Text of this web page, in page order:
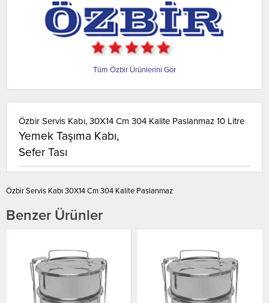
Özbir
Özbir Servis Kabı, 30X14 Cm 304 Kalite Paslanmaz 10 Litre
Yemek Taşıma Kabı,
Sefer Tası
Özbir Servis Kabı 30X14 Cm 304 Kalite Paslanmaz
Benzer Ürünler